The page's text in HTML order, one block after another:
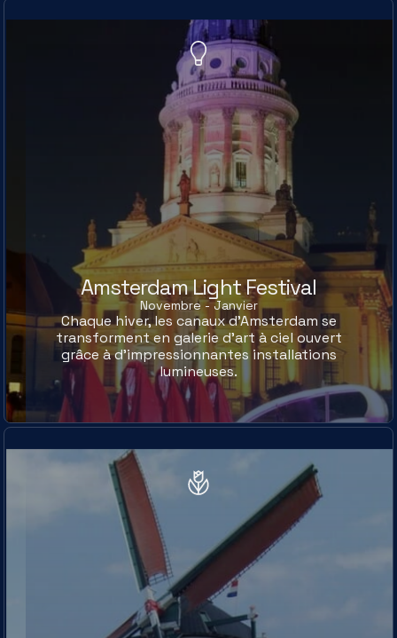
Amsterdam Light Festival
Novembre - Janvier
Chaque hiver, les canaux d’Amsterdam se
transforment en galerie d’art à ciel ouvert
grâce à d’impressionnantes installations
lumineuses.